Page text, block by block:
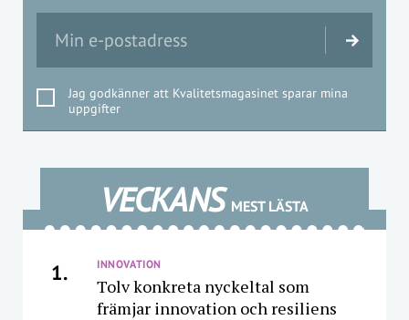
Jag godkänner att Kvalitetsmagasinet sparar mina
uppgifter
VECKANS MEST LÄSTA
1. INNOVATION
Tolv konkreta nyckeltal som
främjar innovation och resiliens